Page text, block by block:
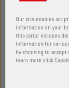
Our site enables
information on your
this script includes
information for
by choosing to accept
learn more click